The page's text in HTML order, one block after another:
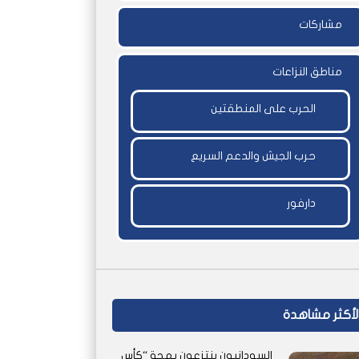
مشاركات
مناطق النزاعات
الحرب على المنطقتين
حرب الجيش والدعم السريع
دارفور
مشاهدة
السودانيون ينتزعون بهجة “كأس